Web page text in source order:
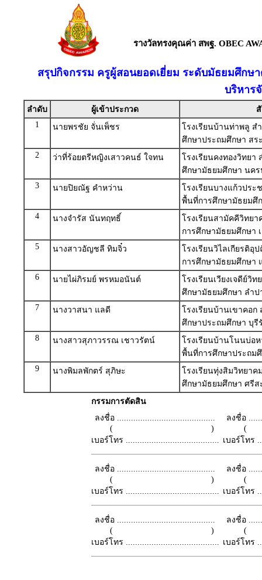
รางวัลทรงคุณค่า สพฐ. OBEC
สรุปกิจกรรม ครูผู้สอนยอดเยี่ยม ระดับมัธยมศึกษ
บริหาร
ลำดับ ผู้เข้าประกวด
1
นายพรชัย จั่นเพ็ชร
โรงเรียนบ้านท่าพลู ส
ศึกษาประถมศึกษา สร
2
ว่าที่ร้อยตรีหญิงเสาวคนธ์ ใจทน
โรงเรียนคงทองวิทย
ศึกษามัธยมศึกษา นคร
3
นายปิยณัฐ คำหว่าน
โรงเรียนบางแก้วปร
พื้นที่การศึกษามัธยมศึ
4
นางจำรัส นันทฤทธิ์
โรงเรียนสามัคคีวิทย
การศึกษามัธยมศึกษา
5
นางสาวอัญชลี ทิมจิ๋ว
โรงเรียนวิไลเกียรติ
การศึกษามัธยมศึกษา
6
นายไผ่ภิรมย์ พรหมอนันต์
โรงเรียนเวียงเจดีย์วิ
ศึกษามัธยมศึกษา ลำป
7
นางวาสนา แลดี
โรงเรียนบ้านเขาคอ
ศึกษาประถมศึกษา บุรี
8
นางสาวสุภาวรรณ เชาวรัตน์
โรงเรียนบ้านโนนบ่อ
พื้นที่การศึกษาประถม
9
นางพิมลพักตร์ สุภิษะ
โรงเรียนทุ่งสิมวิทยา
ศึกษามัธยมศึกษา ศรีส
กรรมการตัดสิน
ลงชื่อ ..........................................
( )
เบอร์โทร ........................................
ลงชื่อ
เบอร์โทร
ลงชื่อ ..........................................
( )
เบอร์โทร ........................................
ลงชื่อ
เบอร์โทร
ลงชื่อ ..........................................
( )
เบอร์โทร ........................................
ลงชื่อ
เบอร์โทร